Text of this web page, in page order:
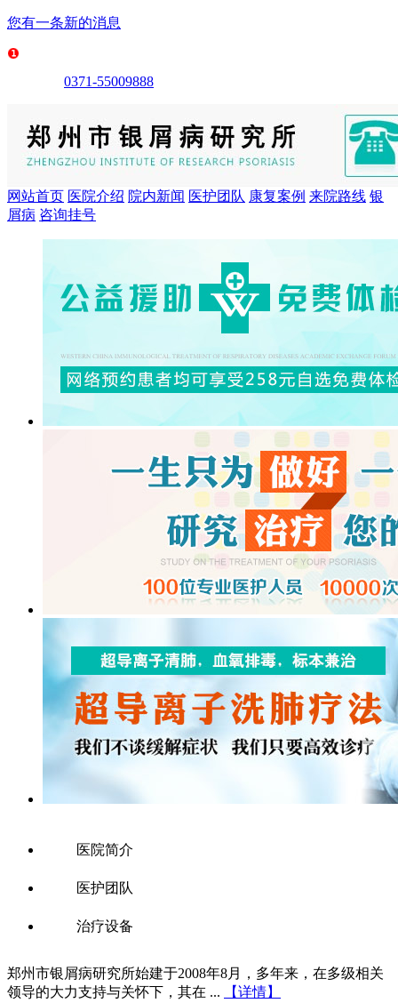
您有一条新的消息
0371-55009888
网站首页 医院介绍 院内新闻 医护团队 康复案例 来院路线 银
屑病 咨询挂号
医院简介
医护团队
治疗设备
郑州市银屑病研究所始建于2008年8月，多年来，在多级相关
领导的大力支持与关怀下，其在 ...
【详情】